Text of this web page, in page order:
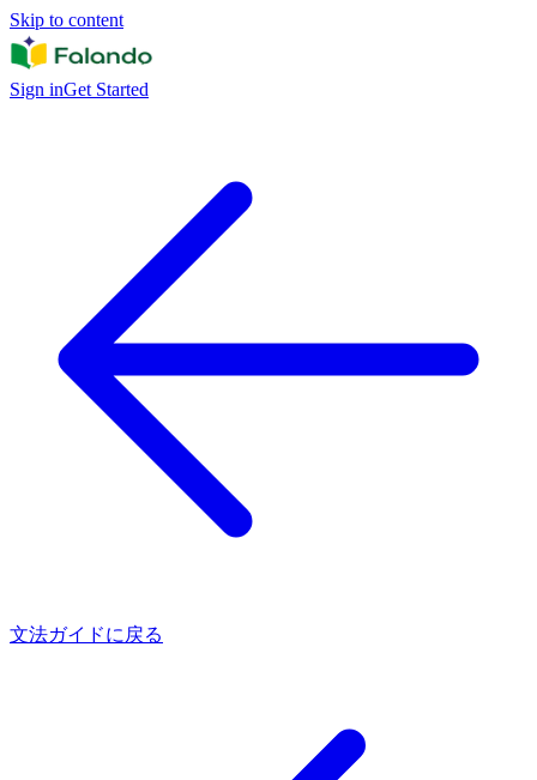
Skip to content
Sign inGet Started
文法ガイドに戻る